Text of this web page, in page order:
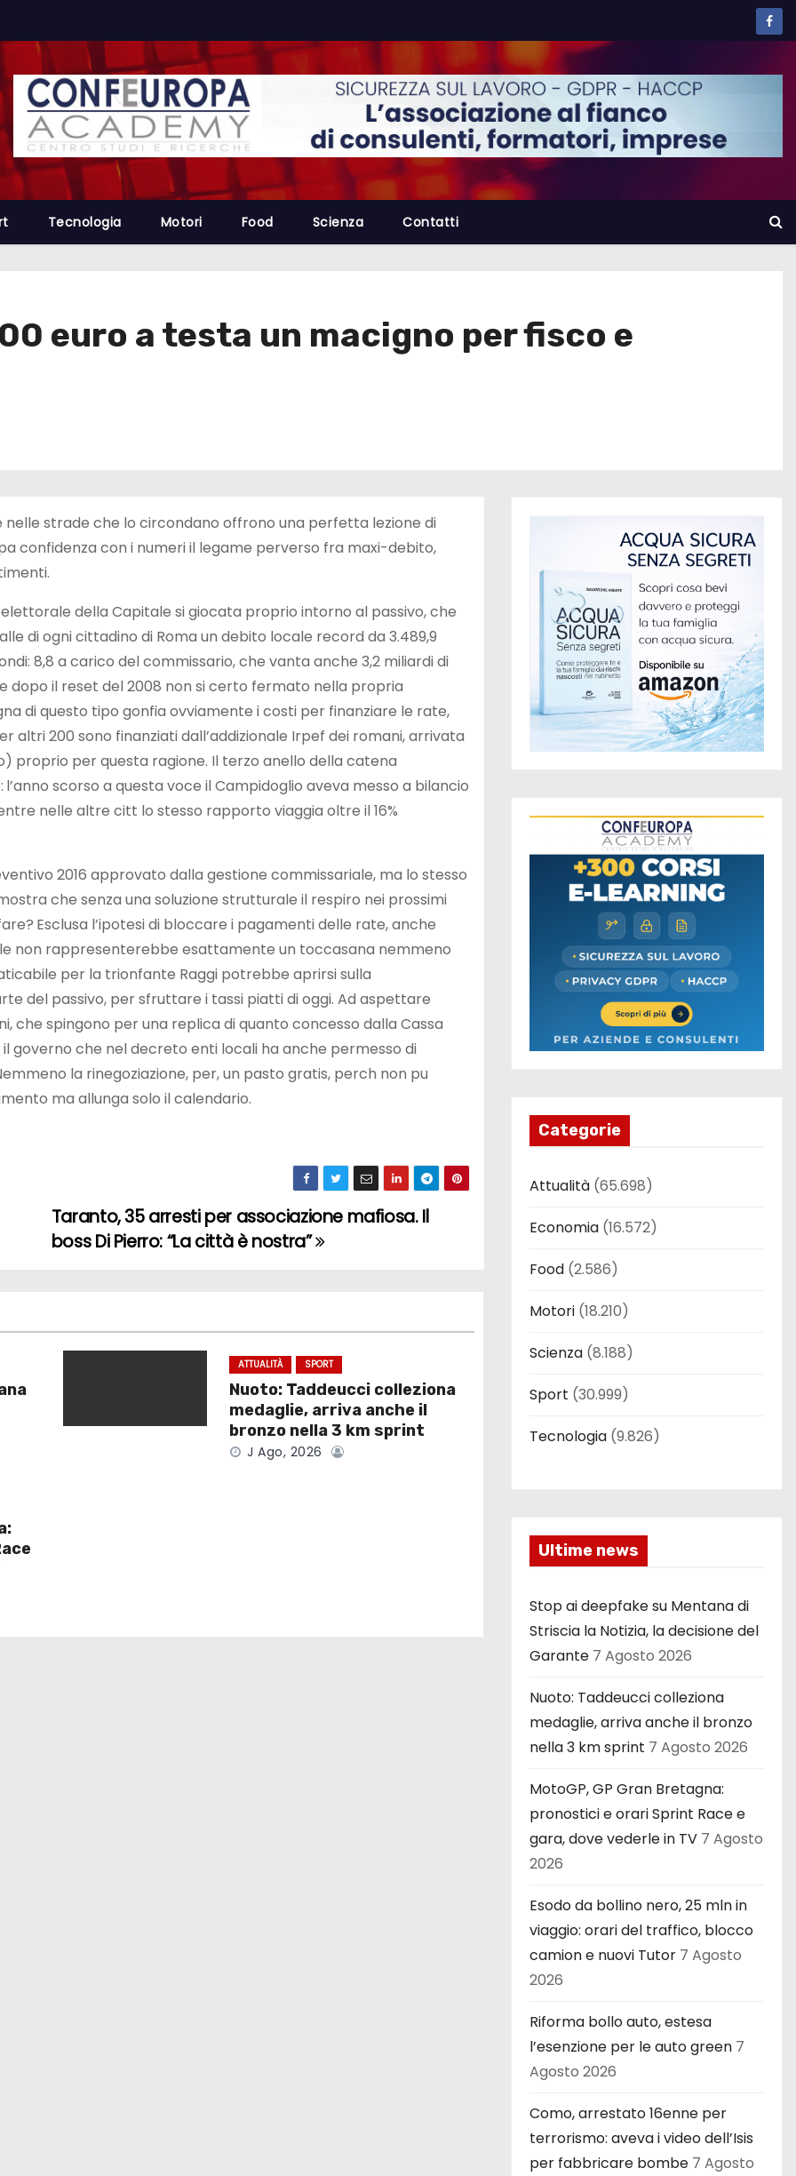
Tecnologia Motori Food Scienza Contatti
euro a testa un macigno per fisco e
nelle strade che lo circondano offrono una perfetta lezione di
confidenza con i numeri il legame perverso fra maxi-debito,
della Capitale si giocata proprio intorno al passivo, che
di ogni cittadino di Roma un debito locale record da 3.489,9
8,8 a carico del commissario, che vanta anche 3,2 miliardi di
dopo il reset del 2008 non si certo fermato nella propria
di questo tipo gonfia ovviamente i costi per finanziare le rate,
altri 200 sono finanziati dall’addizionale Irpef dei romani, arrivata
proprio per questa ragione. Il terzo anello della catena
scorso a questa voce il Campidoglio aveva messo a bilancio
nelle altre citt lo stesso rapporto viaggia oltre il 16%
2016 approvato dalla gestione commissariale, ma lo stesso
che senza una soluzione strutturale il respiro nei prossimi
Esclusa l’ipotesi di bloccare i pagamenti delle rate, anche
non rappresenterebbe esattamente un toccasana nemmeno
per la trionfante Raggi potrebbe aprirsi sulla
del passivo, per sfruttare i tassi piatti di oggi. Ad aspettare
che spingono per una replica di quanto concesso dalla Cassa
governo che nel decreto enti locali ha anche permesso di
la rinegoziazione, per, un pasto gratis, perch non pu
ma allunga solo il calendario.
Taranto, 35 arresti per associazione mafiosa. Il
boss Di Pierro: “La città è nostra”
ATTUALITÀ SPORT
Nuoto: Taddeucci colleziona
medaglie, arriva anche il
bronzo nella 3 km sprint
J Ago, 2026
Categorie
Attualità (65.698)
Economia (16.572)
Food (2.586)
Motori (18.210)
Scienza (8.188)
Sport (30.999)
Tecnologia (9.826)
Ultime news
Stop ai deepfake su Mentana di
Striscia la Notizia, la decisione del
Garante 7 Agosto 2026
Nuoto: Taddeucci colleziona
medaglie, arriva anche il bronzo
nella 3 km sprint 7 Agosto 2026
MotoGP, GP Gran Bretagna:
pronostici e orari Sprint Race e
gara, dove vederle in TV 7 Agosto
2026
Esodo da bollino nero, 25 mln in
viaggio: orari del traffico, blocco
camion e nuovi Tutor 7 Agosto
2026
Riforma bollo auto, estesa
l’esenzione per le auto green 7
Agosto 2026
Como, arrestato 16enne per
terrorismo: aveva i video dell’Isis
per fabbricare bombe 7 Agosto